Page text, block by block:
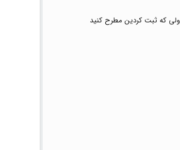
که ثبت کردین مطرح کنید